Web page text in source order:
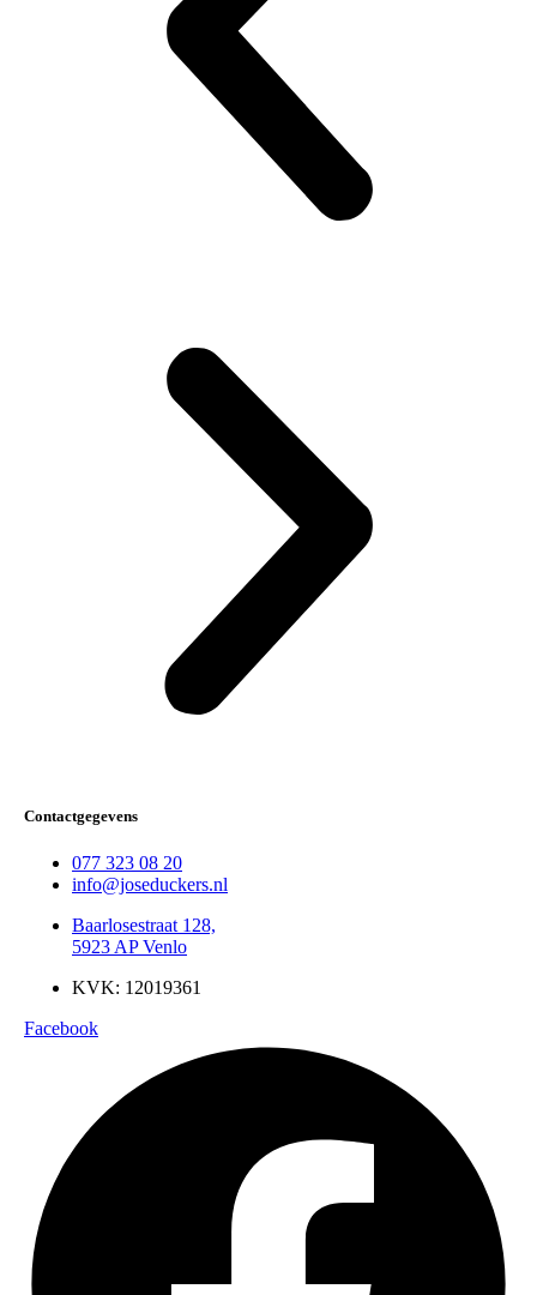
Contactgegevens
077 323 08 20
info@joseduckers.nl
Baarlosestraat 128,
5923 AP Venlo
KVK: 12019361
Facebook